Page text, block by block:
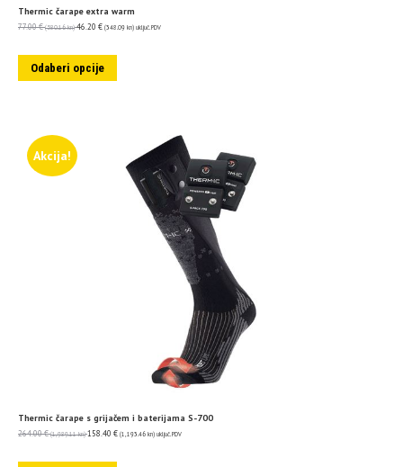
Thermic čarape extra warm
77.00€ (580.16 kn) 46.20 € (348.09 kn) uključ. PDV
Odaberi opcije
Akcija!
Thermic čarape s grijačem i baterijama S-700
264.00€ (1,989.11 kn) 158.40 € (1,193.46 kn) uključ. PDV